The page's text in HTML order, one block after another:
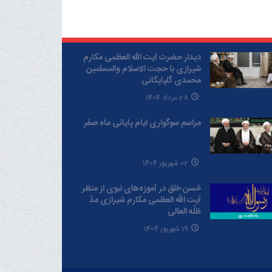
دیدار حضرت آیت الله العظمی مکارم
شیرازی با حجت الاسلام والمسلمین
محمدی گلپایگانی
28 مرداد 1404
مراسم سوگواری ایام پایانی ماه صفر
02 شهریور 1404
حُسن خلق در آموزه‌های نبوی از منظر
آیت الله العظمی مکارم شیرازی مدّ
ظلّه العالی
19 شهریور 1404